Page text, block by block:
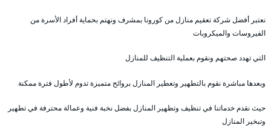
نعتبر أفضل شركة تعقيم منازل من كورونا بمشرف ونهتم بحماية أفراد الأسرة من
الفيروسات والميكروبات
التي تهدد صحتهم ونقوم بعملية التنظيف للمنازل
وبعدها مباشرة نقوم بالتطهير وتعطير المنازل بروائح متميزة تدوم لأطول فترة ممكنة
حيث نقدم خدماتنا في تنظيف وتطهير المنازل بفضل نخبة فنية وعمالة محترفة في تطهير
وتبخير المنازل